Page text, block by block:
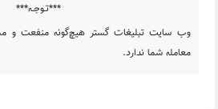
***تـوجـه***
وب سایت تبلیغات گستر هیچ‌گونه منفعت و
معامله شما ندارد.